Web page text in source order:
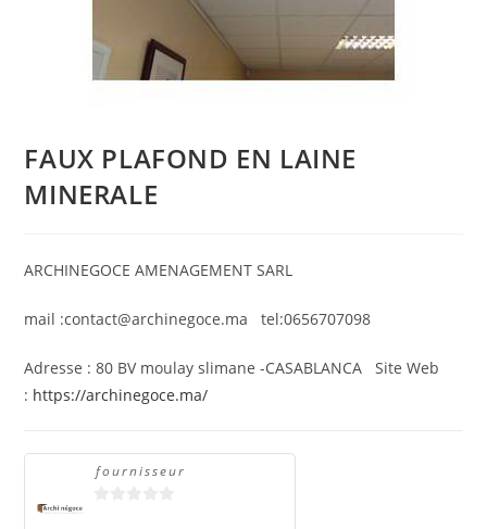
FAUX PLAFOND EN LAINE
MINERALE
ARCHINEGOCE AMENAGEMENT SARL
mail :contact@archinegoce.ma tel:0656707098
Adresse : 80 BV moulay slimane -CASABLANCA Site Web
: https://archinegoce.ma/
fournisseur